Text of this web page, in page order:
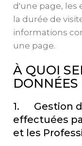
d'une page, les
la durée de
informations
une page.
À QUOI
1. Gestion
effectuées
et les